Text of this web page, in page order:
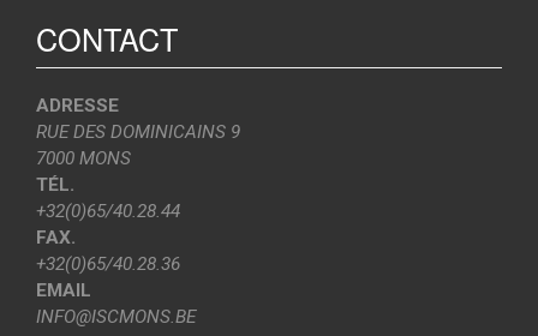
CONTACT
ADRESSE
RUE DES DOMINICAINS 9
7000 MONS
TÉL.
+32(0)65/40.28.44
FAX.
+32(0)65/40.28.36
EMAIL
INFO@ISCMONS.BE